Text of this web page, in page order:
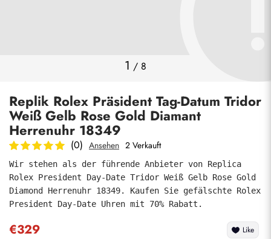
1 / 8
Replik Rolex Präsident Tag-Datum Tridor
Weiß Gelb Rose Gold Diamant
Herrenuhr 18349
(0) Ansehen 2 Verkauft
Wir stehen als der führende Anbieter von Replica
Rolex President Day-Date Tridor Weiß Gelb Rose Gold
Diamond Herrenuhr 18349. Kaufen Sie gefälschte Rolex
President Day-Date Uhren mit 70% Rabatt.
€329 Like
absenden